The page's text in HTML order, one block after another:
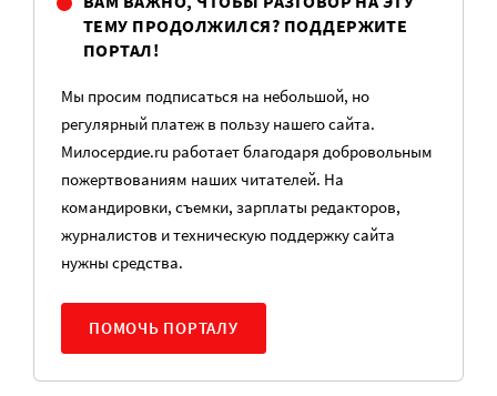
ТЕМУ ПРОДОЛЖИЛСЯ? ПОДДЕРЖИТЕ
ПОРТАЛ!
Мы просим подписаться на небольшой, но
регулярный платеж в пользу нашего сайта.
Милосердие.ru работает благодаря добровольным
пожертвованиям наших читателей. На
командировки, съемки, зарплаты редакторов,
журналистов и техническую поддержку сайта
нужны средства.
ПОМОЧЬ ПОРТАЛУ